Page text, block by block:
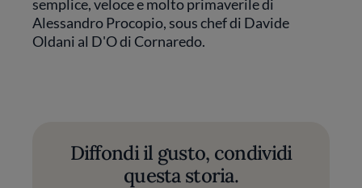
semplice, veloce e molto primaverile di
Alessandro Procopio, sous chef di Davide
Oldani al D'O di Cornaredo.
Diffondi il gusto, condividi
questa storia.